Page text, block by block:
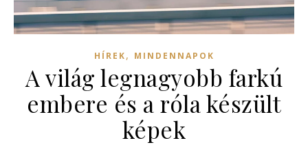
HÍREK, MINDENNAPOK
A világ legnagyobb farkú
embere és a róla készült
képek